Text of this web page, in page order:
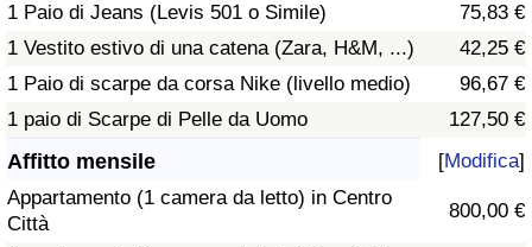
1 Paio di Jeans (Levis 501 o Simile)
75,83 €
1 Vestito estivo di una catena (Zara, H&M, ...)
42,25 €
1 Paio di scarpe da corsa Nike (livello medio)
96,67 €
1 paio di Scarpe di Pelle da Uomo
127,50 €
Affitto mensile [Modifica]
Appartamento (1 camera da letto) in Centro
Città
800,00 €